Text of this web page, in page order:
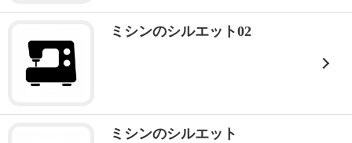
ミシンのシルエット02
ミシンのシルエット